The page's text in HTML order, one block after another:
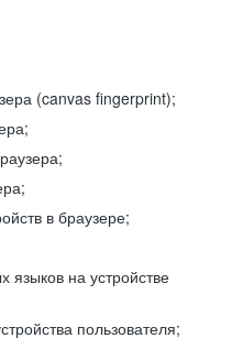
(canvas fingerprint);
в браузере;
языков на устройстве
пользователя;